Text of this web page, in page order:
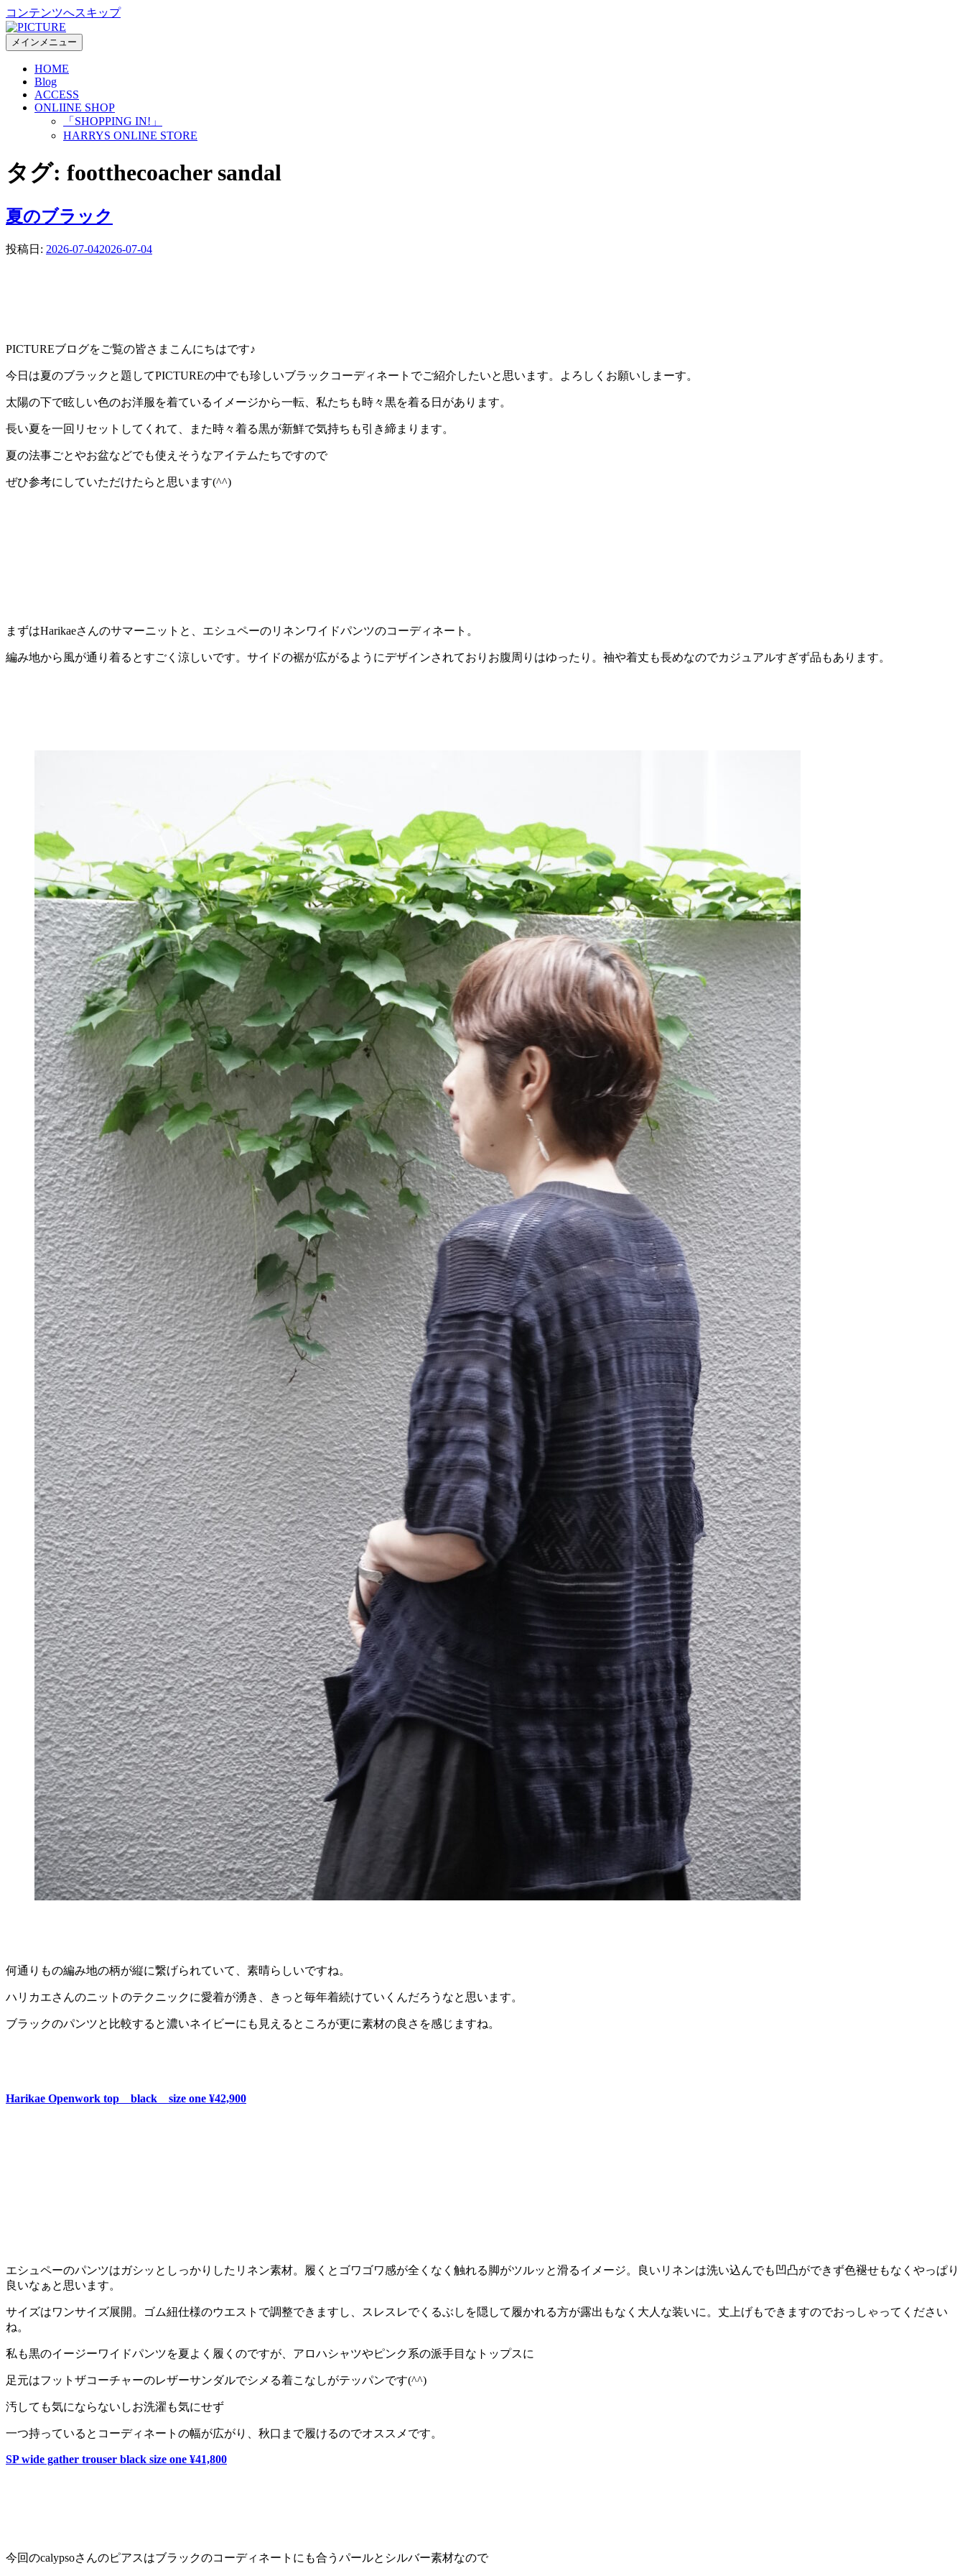
コンテンツへスキップ
メインメニュー
HOME
Blog
ACCESS
ONLIINE SHOP
「SHOPPING IN!」
HARRYS ONLINE STORE
タグ: footthecoacher sandal
夏のブラック
投稿日: 2026-07-042026-07-04
PICTUREブログをご覧の皆さまこんにちはです♪
今日は夏のブラックと題してPICTUREの中でも珍しいブラックコーディネートでご紹介したいと思います。よろしくお願いしまーす。
太陽の下で眩しい色のお洋服を着ているイメージから一転、私たちも時々黒を着る日があります。
長い夏を一回リセットしてくれて、また時々着る黒が新鮮で気持ちも引き締まります。
夏の法事ごとやお盆などでも使えそうなアイテムたちですので
ぜひ参考にしていただけたらと思います(^^)
まずはHarikaeさんのサマーニットと、エシュペーのリネンワイドパンツのコーディネート。
編み地から風が通り着るとすごく涼しいです。サイドの裾が広がるようにデザインされておりお腹周りはゆったり。袖や着丈も長めなのでカジュアルすぎず品もあります。
何通りもの編み地の柄が縦に繋げられていて、素晴らしいですね。
ハリカエさんのニットのテクニックに愛着が湧き、きっと毎年着続けていくんだろうなと思います。
ブラックのパンツと比較すると濃いネイビーにも見えるところが更に素材の良さを感じますね。
Harikae Openwork top black size one ¥42,900
エシュペーのパンツはガシッとしっかりしたリネン素材。履くとゴワゴワ感が全くなく触れる脚がツルッと滑るイメージ。良いリネンは洗い込んでも凹凸ができず色褪せもなくやっぱり
良いなぁと思います。
サイズはワンサイズ展開。ゴム紐仕様のウエストで調整できますし、スレスレでくるぶしを隠して履かれる方が露出もなく大人な装いに。丈上げもできますのでおっしゃってください
ね。
私も黒のイージーワイドパンツを夏よく履くのですが、アロハシャツやピンク系の派手目なトップスに
足元はフットザコーチャーのレザーサンダルでシメる着こなしがテッパンです(^^)
汚しても気にならないしお洗濯も気にせず
一つ持っているとコーディネートの幅が広がり、秋口まで履けるのでオススメです。
SP wide gather trouser black size one ¥41,800
今回のcalypsoさんのピアスはブラックのコーディネートにも合うパールとシルバー素材なので